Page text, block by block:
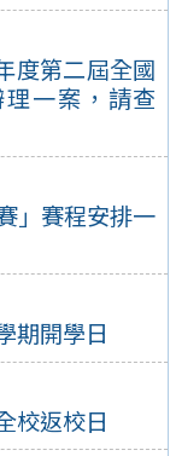
度第二屆全國
一案，請查
」賽程安排一
期開學日
校返校日